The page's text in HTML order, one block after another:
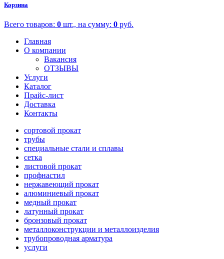
Корзина
Всего товаров: 0 шт., на сумму: 0 руб.
Главная
О компании
Вакансия
ОТЗЫВЫ
Услуги
Каталог
Прайс-лист
Доставка
Контакты
сортовой прокат
трубы
специальные стали и сплавы
сетка
листовой прокат
профнастил
нержавеющий прокат
алюминиевый прокат
медный прокат
латунный прокат
бронзовый прокат
металлоконструкции и металлоизделия
трубопроводная арматура
услуги